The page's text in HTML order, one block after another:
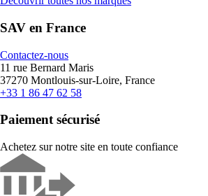
SAV en France
Contactez-nous
11 rue Bernard Maris
37270 Montlouis-sur-Loire, France
+33 1 86 47 62 58
Paiement sécurisé
Achetez sur notre site en toute confiance